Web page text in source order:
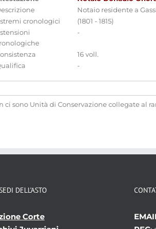
Notaio residente a
cronologici
(1801 - 1815)
-
16 voll.
-
ci sono Unità di Conservazione collegate al
DELL’ASTO
Corte